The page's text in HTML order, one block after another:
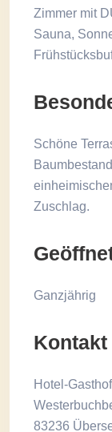
Zimmer mit
Sauna,
Schöne
Zuschlag.
Ganzjährig
Kontakt
Hotel-
83236